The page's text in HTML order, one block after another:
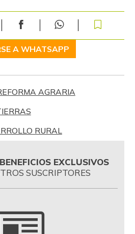
A WHATSAPP
AGRARIA
RURAL
EXCLUSIVOS
SUSCRIPTORES